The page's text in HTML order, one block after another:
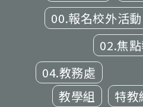
00.報名校外活動
02.焦
04.教務處
教學組
特教